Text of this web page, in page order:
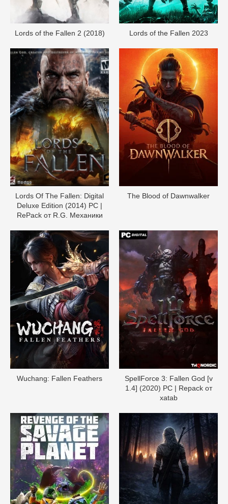
Lords of the Fallen 2 (2018) Lords of the Fallen 2023
Lords Of The Fallen: Digital
Deluxe Edition (2014) PC |
RePack от R.G. Механики
The Blood of Dawnwalker
Wuchang: Fallen Feathers
SpellForce 3: Fallen God [v
1.4] (2020) PC | Repack от
xatab